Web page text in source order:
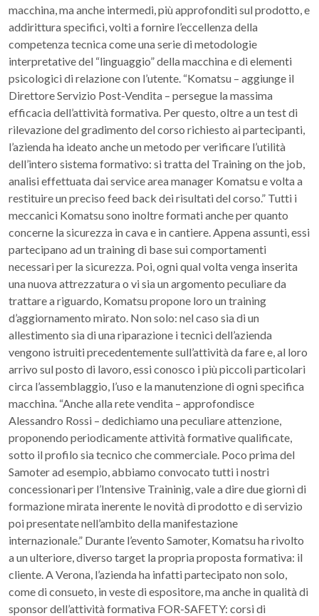
macchina, ma anche intermedi, più approfonditi sul prodotto, e
addirittura specifici, volti a fornire l’eccellenza della
competenza tecnica come una serie di metodologie
interpretative del “linguaggio” della macchina e di elementi
psicologici di relazione con l’utente. “Komatsu – aggiunge il
Direttore Servizio Post-Vendita – persegue la massima
efficacia dell’attività formativa. Per questo, oltre a un test di
rilevazione del gradimento del corso richiesto ai partecipanti,
l’azienda ha ideato anche un metodo per verificare l’utilità
dell’intero sistema formativo: si tratta del Training on the job,
analisi effettuata dai service area manager Komatsu e volta a
restituire un preciso feed back dei risultati del corso.” Tutti i
meccanici Komatsu sono inoltre formati anche per quanto
concerne la sicurezza in cava e in cantiere. Appena assunti, essi
partecipano ad un training di base sui comportamenti
necessari per la sicurezza. Poi, ogni qual volta venga inserita
una nuova attrezzatura o vi sia un argomento peculiare da
trattare a riguardo, Komatsu propone loro un training
d’aggiornamento mirato. Non solo: nel caso sia di un
allestimento sia di una riparazione i tecnici dell’azienda
vengono istruiti precedentemente sull’attività da fare e, al loro
arrivo sul posto di lavoro, essi conosco i più piccoli particolari
circa l’assemblaggio, l’uso e la manutenzione di ogni specifica
macchina. “Anche alla rete vendita – approfondisce
Alessandro Rossi – dedichiamo una peculiare attenzione,
proponendo periodicamente attività formative qualificate,
sotto il profilo sia tecnico che commerciale. Poco prima del
Samoter ad esempio, abbiamo convocato tutti i nostri
concessionari per l’Intensive Traininig, vale a dire due giorni di
formazione mirata inerente le novità di prodotto e di servizio
poi presentate nell’ambito della manifestazione
internazionale.” Durante l’evento Samoter, Komatsu ha rivolto
a un ulteriore, diverso target la propria proposta formativa: il
cliente. A Verona, l’azienda ha infatti partecipato non solo,
come di consueto, in veste di espositore, ma anche in qualità di
sponsor dell’attività formativa FOR-SAFETY: corsi di